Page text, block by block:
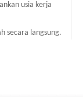
usia kerja
secara langsung.